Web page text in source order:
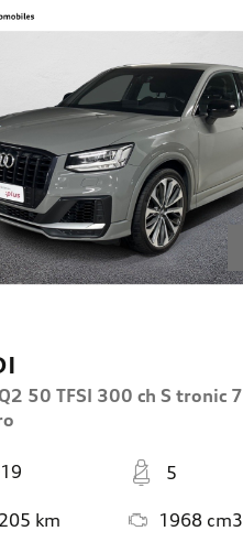
50 TFSI 300 ch S tronic 7
Places
5
km 1968 cm3